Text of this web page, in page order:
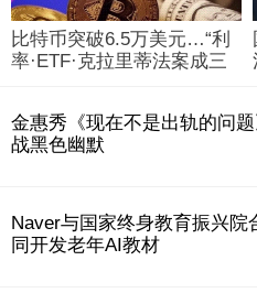
比特币突破6.5万美元…“利
率·ETF·克拉里蒂法案成三
金惠秀《现在不是出轨的问
战黑色幽默
Naver与国家终身教育振兴院
同开发老年AI教材